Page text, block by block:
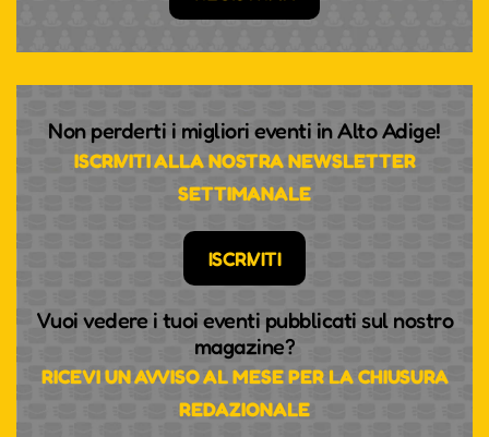
Non perderti i migliori eventi in Alto Adige!
ISCRIVITI ALLA NOSTRA NEWSLETTER
SETTIMANALE
ISCRIVITI
Vuoi vedere i tuoi eventi pubblicati sul nostro
magazine?
RICEVI UN AVVISO AL MESE PER LA CHIUSURA
REDAZIONALE